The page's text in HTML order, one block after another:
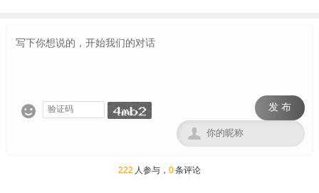
 发 布

222 人参与， 0条评论